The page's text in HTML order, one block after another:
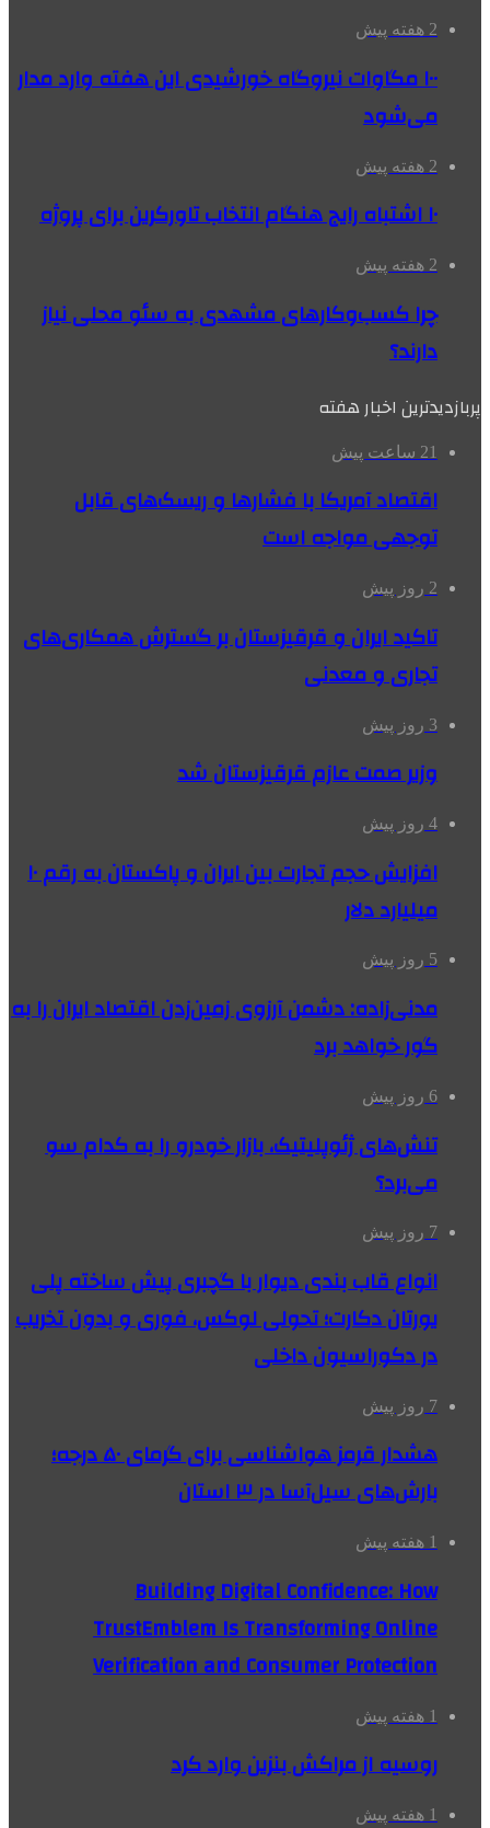
2 هفته پیش
۱۰۰ مگاوات نیروگاه‌ خورشیدی این هفته وارد مدار
می‌شود
2 هفته پیش
۱۰ اشتباه رایج هنگام انتخاب تاورکرین برای پروژه
2 هفته پیش
چرا کسب‌وکارهای مشهدی به سئو محلی نیاز
دارند؟
پربازدیدترین اخبار هفته
21 ساعت پیش
اقتصاد آمریکا با فشارها و ریسک‌های قابل
توجهی مواجه است
2 روز پیش
تاکید ایران و قرقیزستان بر گسترش همکاری‌های
تجاری و معدنی
3 روز پیش
وزیر صمت عازم قرقیزستان شد
4 روز پیش
افزایش حجم تجارت بین ایران و پاکستان به رقم ۱۰
میلیارد دلار
5 روز پیش
مدنی‌زاده: دشمن آرزوی زمین‌زدن اقتصاد ایران را به
گور خواهد برد
6 روز پیش
تنش‌های ژئوپلیتیک، بازار خودرو را به کدام سو
می‌برد؟
7 روز پیش
انواع قاب بندی دیوار با گچبری پیش ساخته پلی
یورتان دکارت؛ تحولی لوکس، فوری و بدون تخریب
در دکوراسیون داخلی
7 روز پیش
هشدار قرمز هواشناسی برای گرمای ۵۰ درجه؛
بارش‌های سیل‌آسا در ۳ استان
1 هفته پیش
Building Digital Confidence: How
TrustEmblem Is Transforming Online
Verification and Consumer Protection
1 هفته پیش
روسیه از مراکش بنزین وارد کرد
1 هفته پیش